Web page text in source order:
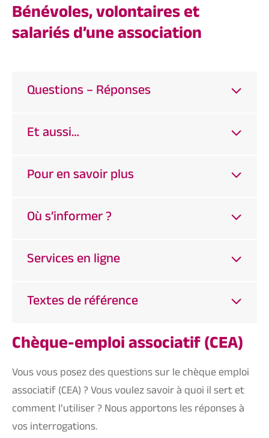
Bénévoles, volontaires et
salariés d’une association
Questions – Réponses
Et aussi…
Pour en savoir plus
Où s’informer ?
Services en ligne
Textes de référence
Chèque-emploi associatif (CEA)
Vous vous posez des questions sur le chèque emploi
associatif (CEA) ? Vous voulez savoir à quoi il sert et
comment l’utiliser ? Nous apportons les réponses à
vos interrogations.